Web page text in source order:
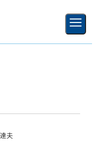
新規登録
夫